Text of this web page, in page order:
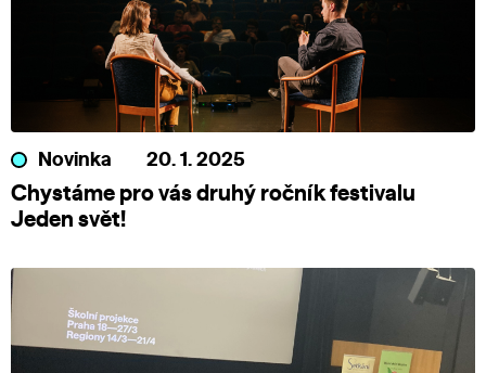
Novinka 20. 1. 2025
Chystáme pro vás druhý ročník festivalu
Jeden svět!